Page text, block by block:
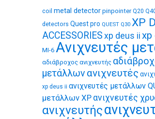
coil metal detector pinpointer Q20
detectors Quest pro QUEST Q30 XP
ACCESSORIES xp deus ii xp
MI-6 Ανιχνευτές
αδιάβροχος ανιχνευτής
μετάλλων ανιχνευτές
xp deus ii ανιχνευτές μετάλλων
μετάλλων XP ανιχνευτές
ανιχνευτής